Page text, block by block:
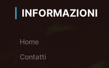
INFORMAZIONI
Home
Contatti